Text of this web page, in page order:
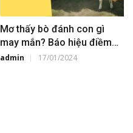
Mơ thấy bò đánh con gì
may mắn? Báo hiệu điềm
báo gì?
admin 17/01/2024